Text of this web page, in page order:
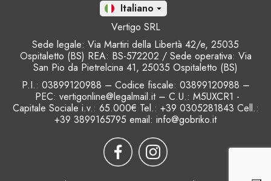
It 
Vertigo SRL
Sede legale: Via Martiri della Libertà 42/e, 25035
Ospitaletto (BS) REA: BS-572202 / Sede operativa: Via
San Pio da Pietrelcina 41, 25035 Ospitaletto (BS)
P.I.: 03899120988 – Codice fiscale: 03899120988 –
PEC: vertigonline@legalmail.it – C.U.: M5UXCR1 -
Capitale Sociale i.v.: 65.000€ Tel.: +39 0305281843 Cell.:
+39 3899165795 email: info@gobriko.it